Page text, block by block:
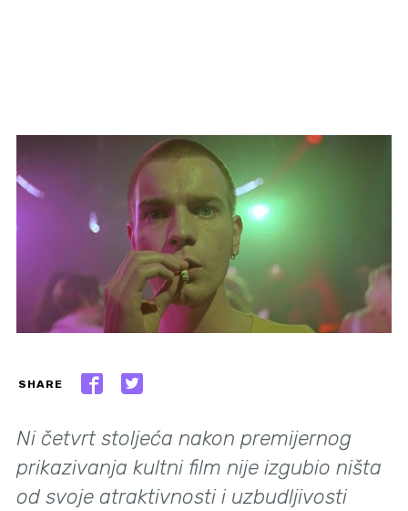
SHARE
Ni četvrt stoljeća nakon premijernog
prikazivanja kultni film nije izgubio ništa
od svoje atraktivnosti i uzbudljivosti